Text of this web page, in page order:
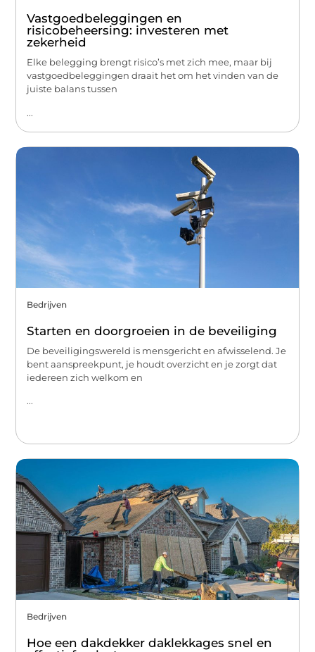
Vastgoedbeleggingen en
risicobeheersing: investeren met
zekerheid
Elke belegging brengt risico’s met zich mee, maar bij
vastgoedbeleggingen draait het om het vinden van de
juiste balans tussen
...
Bedrijven
Starten en doorgroeien in de beveiliging
De beveiligingswereld is mensgericht en afwisselend. Je
bent aanspreekpunt, je houdt overzicht en je zorgt dat
iedereen zich welkom en
...
Bedrijven
Hoe een dakdekker daklekkages snel en